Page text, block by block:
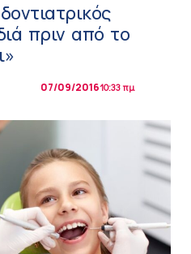
πριν από το
07/09/201610:33 πμ